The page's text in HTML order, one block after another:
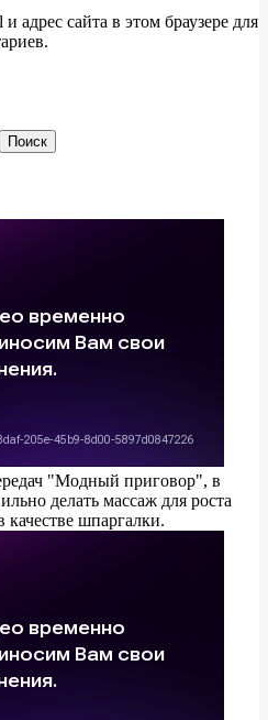
адрес сайта в этом браузере для
Поиск
"Модный приговор", в
делать массаж для роста
качестве шпаргалки.